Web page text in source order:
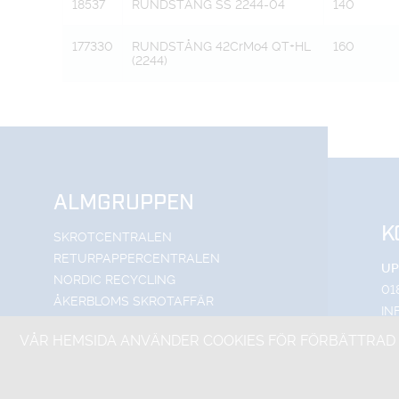
VÅR HEMSIDA ANVÄNDER COOKIES FÖR
18537 RUNDSTÅNG SS 2244-04 140
177330
RUNDSTÅNG 42CrMo4 QT+HL
(2244)
160
ALMGRUPPEN
SKROTCENTRALEN
RETURPAPPERCENTRALEN
NORDIC RECYCLING
ÅKERBLOMS SKROTAFFÄR